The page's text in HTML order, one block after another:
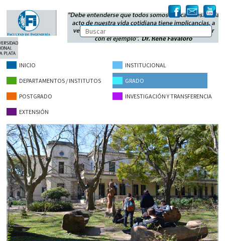
INICIO INSTITUCIONAL
DEPARTAMENTOS / INSTITUTOS GRADO
POSTGRADO INVESTIGACIÓN Y TRANSFERENCIA
EXTENSIÓN